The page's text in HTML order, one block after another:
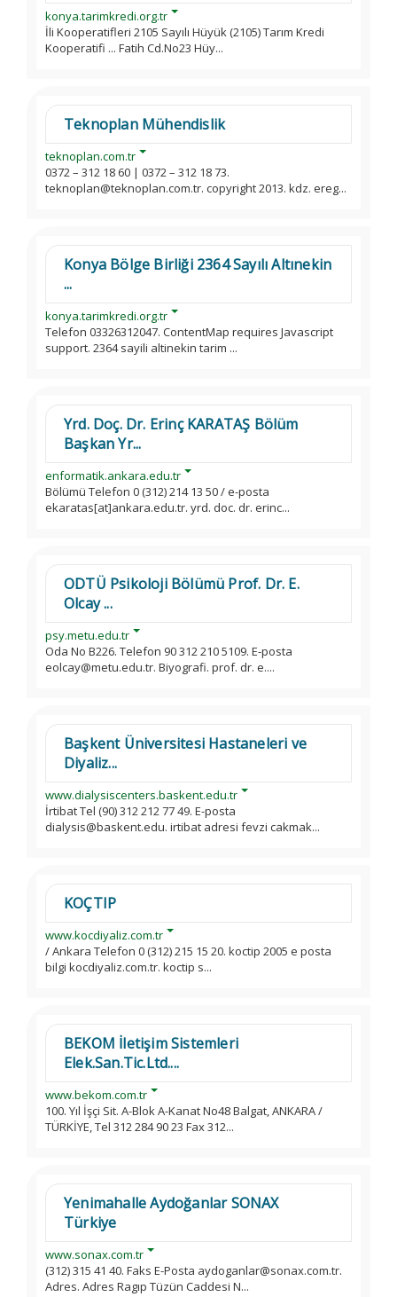
konya.tarimkredi.org.tr
İli Kooperatifleri 2105 Sayılı Hüyük (2105) Tarım Kredi
Kooperatifi ... Fatih Cd.No23 Hüy...
Teknoplan Mühendislik
teknoplan.com.tr
0372 – 312 18 60 | 0372 – 312 18 73.
teknoplan@teknoplan.com.tr. copyright 2013. kdz. ereg...
Konya Bölge Birliği 2364 Sayılı Altınekin
...
konya.tarimkredi.org.tr
Telefon 03326312047. ContentMap requires Javascript
support. 2364 sayili altinekin tarim ...
Yrd. Doç. Dr. Erinç KARATAŞ Bölüm
Başkan Yr...
enformatik.ankara.edu.tr
Bölümü Telefon 0 (312) 214 13 50 / e-posta
ekaratas[at]ankara.edu.tr. yrd. doc. dr. erinc...
ODTÜ Psikoloji Bölümü Prof. Dr. E.
Olcay ...
psy.metu.edu.tr
Oda No B226. Telefon 90 312 210 5109. E-posta
eolcay@metu.edu.tr. Biyografi. prof. dr. e....
Başkent Üniversitesi Hastaneleri ve
Diyaliz...
www.dialysiscenters.baskent.edu.tr
İrtibat Tel (90) 312 212 77 49. E-posta
dialysis@baskent.edu. irtibat adresi fevzi cakmak...
KOÇTIP
www.kocdiyaliz.com.tr
/ Ankara Telefon 0 (312) 215 15 20. koctip 2005 e posta
bilgi kocdiyaliz.com.tr. koctip s...
BEKOM İletişim Sistemleri
Elek.San.Tic.Ltd....
www.bekom.com.tr
100. Yıl İşçi Sit. A-Blok A-Kanat No48 Balgat, ANKARA /
TÜRKİYE, Tel 312 284 90 23 Fax 312...
Yenimahalle Aydoğanlar SONAX
Türkiye
www.sonax.com.tr
(312) 315 41 40. Faks E-Posta aydoganlar@sonax.com.tr.
Adres. Adres Ragıp Tüzün Caddesi N...